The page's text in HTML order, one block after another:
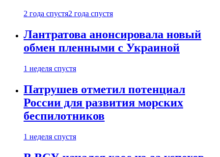
2 года спустя2 года спустя
Лантратова анонсировала новый
обмен пленными с Украиной
1 неделя спустя
Патрушев отметил потенциал
России для развития морских
беспилотников
1 неделя спустя